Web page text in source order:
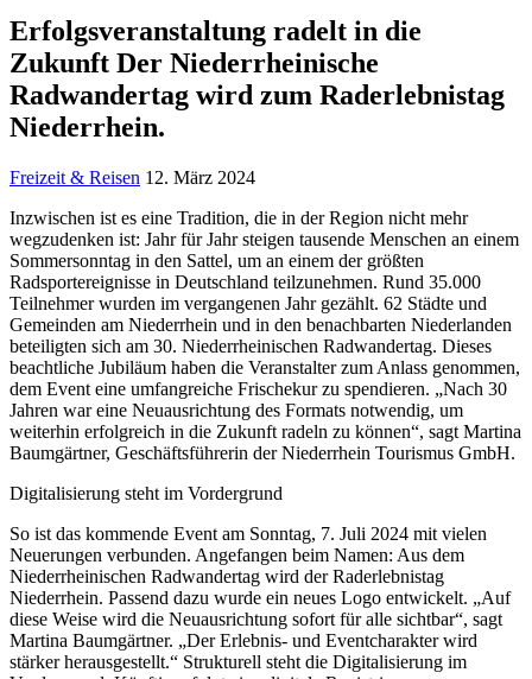
Erfolgsveranstaltung radelt in die
Zukunft Der Niederrheinische
Radwandertag wird zum Raderlebnistag
Niederrhein.
Freizeit & Reisen 12. März 2024
Inzwischen ist es eine Tradition, die in der Region nicht mehr
wegzudenken ist: Jahr für Jahr steigen tausende Menschen an einem
Sommersonntag in den Sattel, um an einem der größten
Radsportereignisse in Deutschland teilzunehmen. Rund 35.000
Teilnehmer wurden im vergangenen Jahr gezählt. 62 Städte und
Gemeinden am Niederrhein und in den benachbarten Niederlanden
beteiligten sich am 30. Niederrheinischen Radwandertag. Dieses
beachtliche Jubiläum haben die Veranstalter zum Anlass genommen,
dem Event eine umfangreiche Frischekur zu spendieren. „Nach 30
Jahren war eine Neuausrichtung des Formats notwendig, um
weiterhin erfolgreich in die Zukunft radeln zu können“, sagt Martina
Baumgärtner, Geschäftsführerin der Niederrhein Tourismus GmbH.
Digitalisierung steht im Vordergrund
So ist das kommende Event am Sonntag, 7. Juli 2024 mit vielen
Neuerungen verbunden. Angefangen beim Namen: Aus dem
Niederrheinischen Radwandertag wird der Raderlebnistag
Niederrhein. Passend dazu wurde ein neues Logo entwickelt. „Auf
diese Weise wird die Neuausrichtung sofort für alle sichtbar“, sagt
Martina Baumgärtner. „Der Erlebnis- und Eventcharakter wird
stärker herausgestellt.“ Strukturell steht die Digitalisierung im